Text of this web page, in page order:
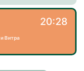
Витра
20:28